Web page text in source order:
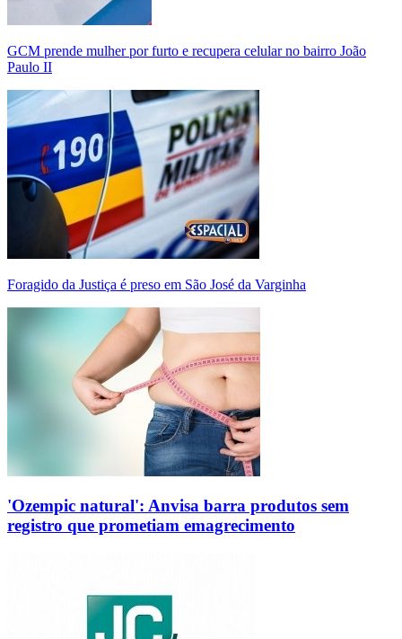
GCM prende mulher por furto e recupera celular no bairro João
Paulo II
Foragido da Justiça é preso em São José da Varginha
'Ozempic natural': Anvisa barra produtos sem
registro que prometiam emagrecimento